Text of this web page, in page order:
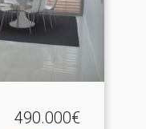
490.000€